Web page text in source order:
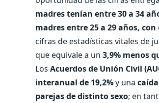
madres tenían entre 30 a 34
madres entre 25 a 29 años, con
cifras de estadísticas vitales de
que equivale a un 3,9% menos
Los Acuerdos de Unión Civil
interanual de 19,2%y una
parejas de distinto sexo; en